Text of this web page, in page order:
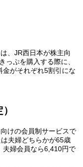
、JR西日本が株主向
っぷを購入する際に、
がそれぞれ5割引にな
けの会員制サービスで
夫婦どちらかが65歳
夫婦会員なら6,410円で